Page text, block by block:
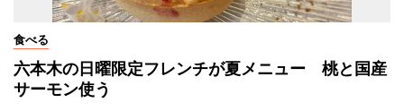
食べる
六本木の日曜限定フレンチが夏メニュー 桃と国産
サーモン使う